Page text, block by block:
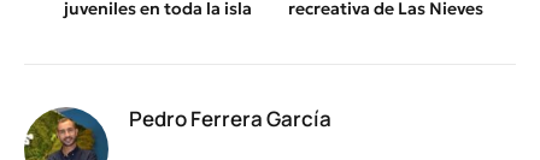
juveniles en toda la isla recreativa de Las Nieves
Pedro Ferrera García